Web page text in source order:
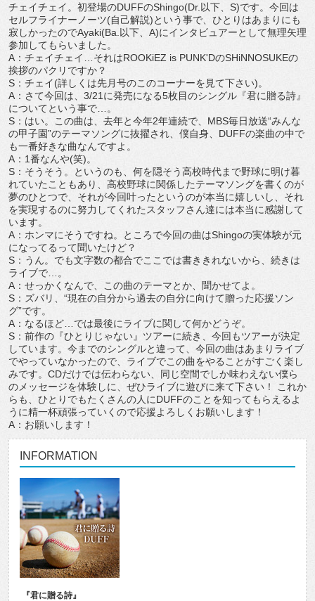
チェイチェイ。初登場のDUFFのShingo(Dr.以下、S)です。今回は
セルフライナーノーツ(自己解説)という事で、ひとりはあまりにも
寂しかったのでAyaki(Ba.以下、A)にインタビュアーとして無理矢理
参加してもらいました。
A：チェイチェイ…それはROOKiEZ is PUNK'DのSHiNNOSUKEの
挨拶のパクリですか？
S：チェイ(詳しくは先月号のこのコーナーを見て下さい)。
A：さて今回は、3/21に発売になる5枚目のシングル『君に贈る詩』
についてという事で…。
S：はい。この曲は、去年と今年2年連続で、MBS毎日放送“みんな
の甲子園”のテーマソングに抜擢され、僕自身、DUFFの楽曲の中で
も一番好きな曲なんですよ。
A：1番なんや(笑)。
S：そうそう。というのも、何を隠そう高校時代まで野球に明け暮
れていたこともあり、高校野球に関係したテーマソングを書くのが
夢のひとつで、それが今回叶ったというのが本当に嬉しいし、それ
を実現するのに努力してくれたスタッフさん達には本当に感謝して
います。
A：ホンマにそうですね。ところで今回の曲はShingoの実体験が元
になってるって聞いたけど？
S：うん。でも文字数の都合でここでは書ききれないから、続きは
ライブで…。
A：せっかくなんで、この曲のテーマとか、聞かせてよ。
S：ズバリ、“現在の自分から過去の自分に向けて贈った応援ソン
グ”です。
A：なるほど…では最後にライブに関して何かどうぞ。
S：前作の『ひとりじゃない』ツアーに続き、今回もツアーが決定
しています。今までのシングルと違って、今回の曲はあまりライブ
でやっていなかったので、ライブでこの曲をやることがすごく楽し
みです。CDだけでは伝わらない、同じ空間でしか味わえない僕ら
のメッセージを体験しに、ぜひライブに遊びに来て下さい！ これか
らも、ひとりでもたくさんの人にDUFFのことを知ってもらえるよ
うに精一杯頑張っていくので応援よろしくお願いします！
A：お願いします！
INFORMATION
『君に贈る詩』